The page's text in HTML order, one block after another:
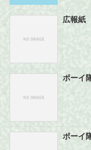
広報紙
ボーイ
ボーイ